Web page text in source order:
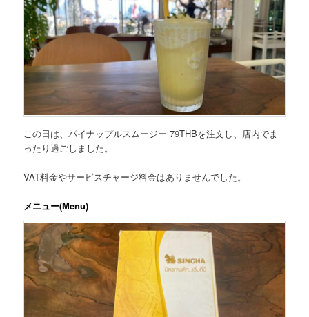
この日は、パイナップルスムージー 79THBを注文し、店内でま
ったり過ごしました。
VAT料金やサービスチャージ料金はありませんでした。
メニュー(Menu)